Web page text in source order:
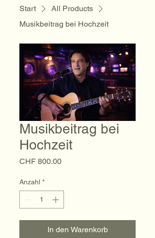
Start
All Products
Musikbeitrag bei Hochzeit
Musikbeitrag bei
Hochzeit
CHF 800.00Preis
Anzahl *
In den Warenkorb